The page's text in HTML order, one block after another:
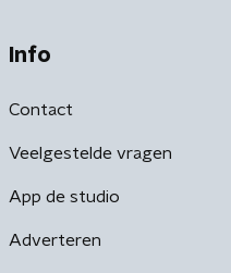
Info
Contact
Veelgestelde vragen
App de studio
Adverteren